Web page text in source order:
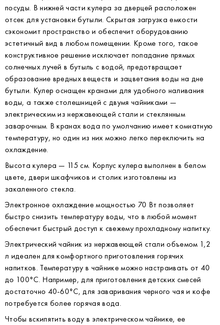
посуды. В нижней части кулера за дверцей расположен
отсек для установки бутыли. Скрытая загрузка емкости
сэкономит пространство и обеспечит оборудованию
эстетичный вид в любом помещении. Кроме того, такое
конструктивное решение исключает попадание прямых
солнечных лучей в бутыль с водой, предотвращает
образование вредных веществ и зацветания воды на дне
бутыли. Кулер оснащен кранами для удобного наливания
воды, а также столешницей с двумя чайниками —
электрическим из нержавеющей стали и стеклянным
заварочным. В кранах вода по умолчанию имеет комнатную
температуру, но один из них можно легко переключить на
охлаждение.
Высота кулера — 115 см. Корпус кулера выполнен в белом
цвете, двери шкафчиков и столик изготовлены из
закаленного стекла.
Электронное охлаждение мощностью 70 Вт позволяет
быстро снизить температуру воды, что в любой момент
обеспечит быстрый доступ к свежему прохладному напитку.
Электрический чайник из нержавеющей стали объемом 1,2
л идеален для комфортного приготовления горячих
напитков. Температуру в чайнике можно настраивать от 40
до 100°С. Например, для приготовления детских смесей
достаточно 40-60°С, для заваривания черного чая и кофе
потребуется более горячая вода.
Чтобы вскипятить воду в электрическом чайнике, ее